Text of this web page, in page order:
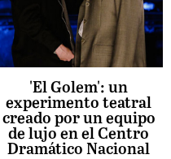
'El Golem': un
experimento teatral
creado por un equipo
de lujo en el Centro
Dramático Nacional